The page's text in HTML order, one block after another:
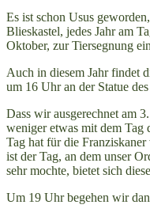
Es ist schon Usus
Blieskastel, jedes Jahr am
Oktober, zur Tiersegnung
Auch in diesem Jahr findet
um 16 Uhr an der Statue
Dass wir ausgerechnet am
weniger etwas mit dem Tag
Tag hat für die
ist der Tag, an dem unser
sehr mochte, bietet sich
Um 19 Uhr begehen wir